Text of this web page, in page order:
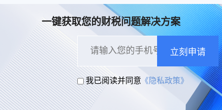
一键获取您的财税问题解决方案
立刻申请
我已阅读并同意 《隐私政策》